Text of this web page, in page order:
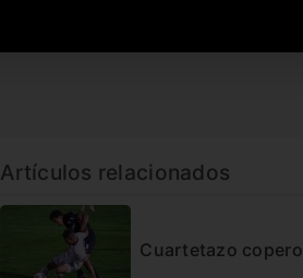
Artículos relacionados
Cuartetazo copero